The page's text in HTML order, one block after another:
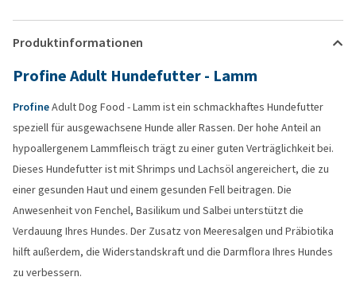
Produktinformationen
Profine Adult Hundefutter - Lamm
ProfineAdult Dog Food - Lamm ist ein schmackhaftes Hundefutter
speziell für ausgewachsene Hunde aller Rassen. Der hohe Anteil an
hypoallergenem Lammfleisch trägt zu einer guten Verträglichkeit bei.
Dieses Hundefutter ist mit Shrimps und Lachsöl angereichert, die zu
einer gesunden Haut und einem gesunden Fell beitragen. Die
Anwesenheit von Fenchel, Basilikum und Salbei unterstützt die
Verdauung Ihres Hundes. Der Zusatz von Meeresalgen und Präbiotika
hilft außerdem, die Widerstandskraft und die Darmflora Ihres Hundes
zu verbessern.